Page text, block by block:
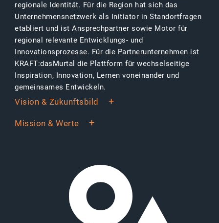
regionale Identität. Für die Region hat sich das
Unternehmensnetzwerk als Initiator in Standortfragen
etabliert und ist Ansprechpartner sowie Motor für
regional relevante Entwicklungs- und
Innovationsprozesse. Für die Partnerunternehmen ist
KRAFT:dasMurtal die Plattform für wechselseitige
Inspiration, Innovation, Lernen voneinander und
gemeinsames Entwickeln.
Vision & Zukunftsbild
Mission & Werte